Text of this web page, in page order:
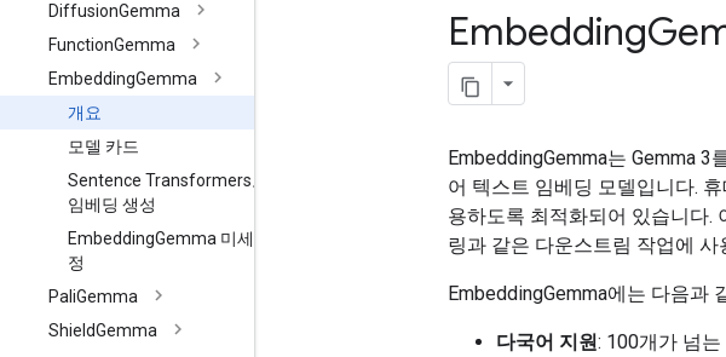
DiffusionGemma
FunctionGemma
EmbeddingGemma
개요
모델 카드
Sentence Transformers로
임베딩 생성
EmbeddingGemma 미세 조
정
PaliGemma
ShieldGemma
Embedding
EmbeddingGemma는 Gemma
어 텍스트 임베딩 모델입니다.
용하도록 최적화되어 있습니다.
링과 같은 다운스트림 작업에
EmbeddingGemma에는 다음과
다국어 지원: 100개가 넘